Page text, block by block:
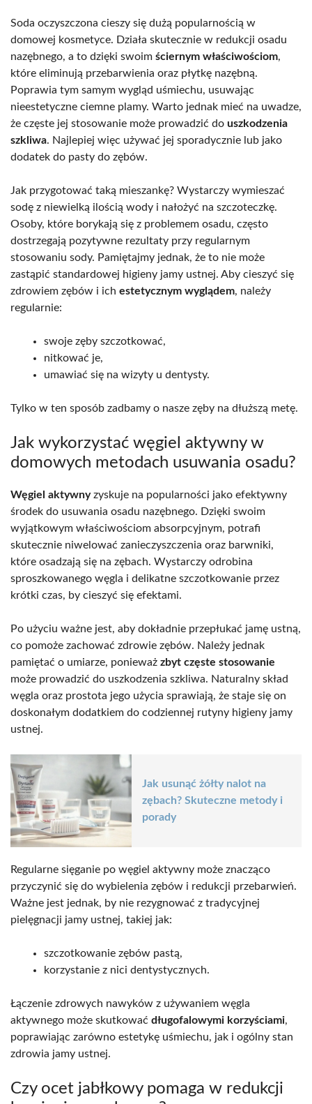
Soda oczyszczona cieszy się dużą popularnością w
domowej kosmetyce. Działa skutecznie w redukcji osadu
nazębnego, a to dzięki swoim ściernym właściwościom,
które eliminują przebarwienia oraz płytkę nazębną.
Poprawia tym samym wygląd uśmiechu, usuwając
nieestetyczne ciemne plamy. Warto jednak mieć na uwadze,
że częste jej stosowanie może prowadzić do uszkodzenia
szkliwa. Najlepiej więc używać jej sporadycznie lub jako
dodatek do pasty do zębów.
Jak przygotować taką mieszankę? Wystarczy wymieszać
sodę z niewielką ilością wody i nałożyć na szczoteczkę.
Osoby, które borykają się z problemem osadu, często
dostrzegają pozytywne rezultaty przy regularnym
stosowaniu sody. Pamiętajmy jednak, że to nie może
zastąpić standardowej higieny jamy ustnej. Aby cieszyć się
zdrowiem zębów i ich estetycznym wyglądem, należy
regularnie:
swoje zęby szczotkować,
nitkować je,
umawiać się na wizyty u dentysty.
Tylko w ten sposób zadbamy o nasze zęby na dłuższą metę.
Jak wykorzystać węgiel aktywny w
domowych metodach usuwania osadu?
Węgiel aktywnyzyskuje na popularności jako efektywny
środek do usuwania osadu nazębnego. Dzięki swoim
wyjątkowym właściwościom absorpcyjnym, potrafi
skutecznie niwelować zanieczyszczenia oraz barwniki,
które osadzają się na zębach. Wystarczy odrobina
sproszkowanego węgla i delikatne szczotkowanie przez
krótki czas, by cieszyć się efektami.
Po użyciu ważne jest, aby dokładnie przepłukać jamę ustną,
co pomoże zachować zdrowie zębów. Należy jednak
pamiętać o umiarze, ponieważ zbyt częste stosowanie
może prowadzić do uszkodzenia szkliwa. Naturalny skład
węgla oraz prostota jego użycia sprawiają, że staje się on
doskonałym dodatkiem do codziennej rutyny higieny jamy
ustnej.
Jak usunąć żółty nalot na
zębach? Skuteczne metody i
porady
Regularne sięganie po węgiel aktywny może znacząco
przyczynić się do wybielenia zębów i redukcji przebarwień.
Ważne jest jednak, by nie rezygnować z tradycyjnej
pielęgnacji jamy ustnej, takiej jak:
szczotkowanie zębów pastą,
korzystanie z nici dentystycznych.
Łączenie zdrowych nawyków z używaniem węgla
aktywnego może skutkować długofalowymi korzyściami,
poprawiając zarówno estetykę uśmiechu, jak i ogólny stan
zdrowia jamy ustnej.
Czy ocet jabłkowy pomaga w redukcji